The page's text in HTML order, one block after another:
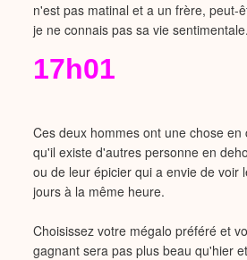
n'est pas matinal et a un frère, peut-
je ne connais pas sa vie sentimentale.
17h01
Ces deux hommes ont une chose
qu'il existe d'autres personne en
ou de leur épicier qui a envie de voir
jours à la même heure.
Choisissez votre mégalo préféré et
gagnant sera pas plus beau qu'hier